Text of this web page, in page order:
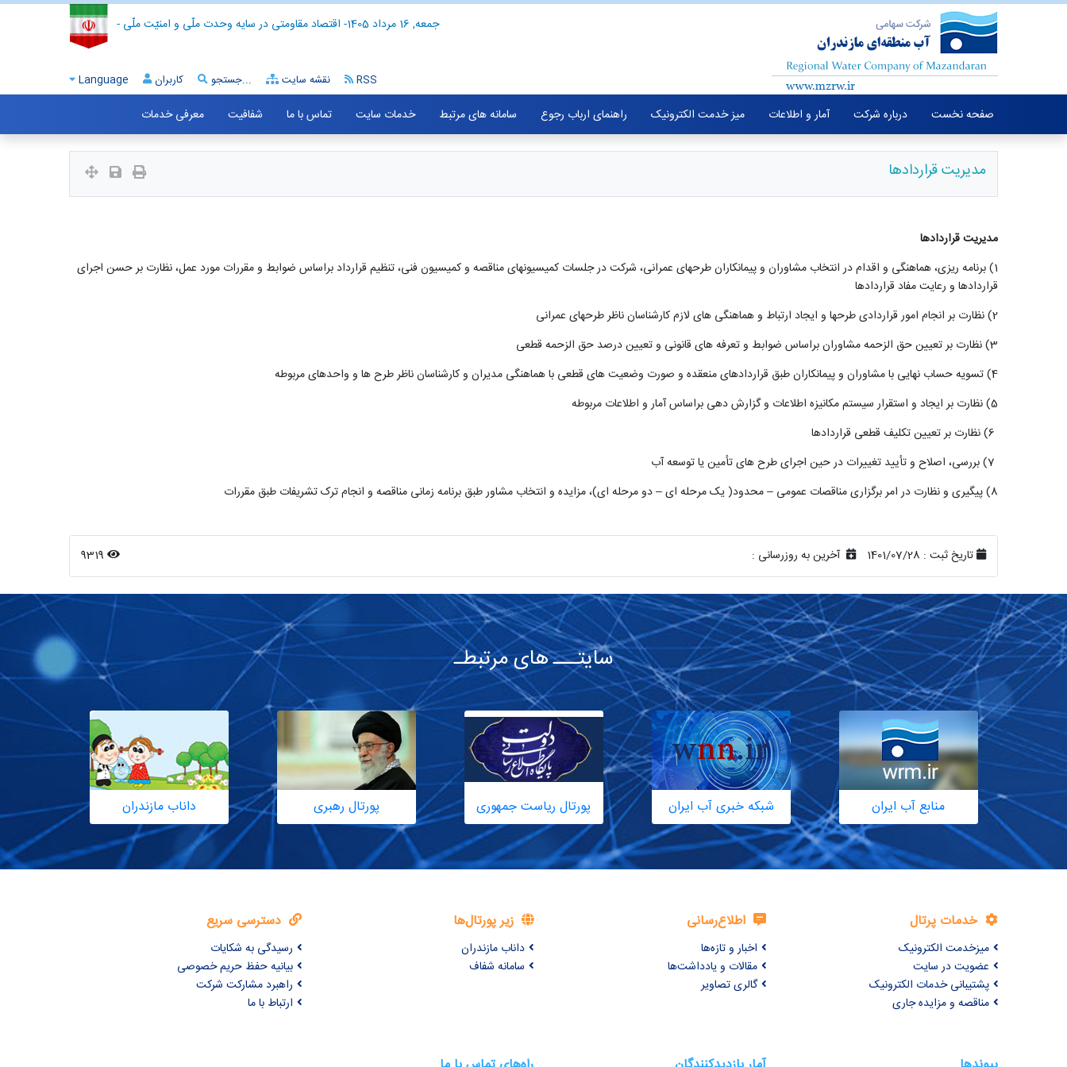
- اقتصاد مقاومتی در سایه وحدت ملّی و امنیّت ملّی - جمعه, 16 مرداد 1405
Language کاربران جستجو... نقشه سایت RSS
صفحه نخست درباره شرکت آمار و اطلاعات میز خدمت الکترونیک راهنمای ارباب رجوع سامانه های مرتبط خدمات سایت تماس با ما شفافیت معرفی خدمات
مدیریت قراردادها
مدیریتقراردادها
1) برنامه ریزی، هماهنگی و اقدام در انتخاب مشاوران و پیمانکاران طرحهای عمرانی، شرکت در جلسات کمیسیونهای مناقصه و کمیسیون فنی، تنظیم قرارداد براساس ضوابط و مقررات مورد عمل، نظارت بر حسن اجرای
قراردادها و رعایت مفاد قراردادها
(2نظارت بر انجام امور قراردادی طرحها و ایجاد ارتباط و هماهنگی های لازم کارشناسان ناظر طرحهای عمرانی
3) نظارت بر تعیین حق الزحمه مشاوران براساس ضوابط و تعرفه های قانونی و تعیین درصد حق الزحمه قطعی
4) تسویه حساب نهایی با مشاوران و پیمانکاران طبق قراردادهای منعقده و صورت وضعیت های قطعی با هماهنگی مدیران و کارشناسان ناظر طرح ها و واحدهای مربوطه
5) نظارت بر ایجاد و استقرار سیستم مکانیزه اطلاعات و گزارش دهی براساس آمار و اطلاعات مربوطه
(6نظارت بر تعیین تکلیف قطعی قراردادها
(7بررسی، اصلاح و تأیید تغییرات در حین اجرای طرح های تأمین یا توسعه آب
8) پیگیری و نظارت در امر برگزاری مناقصات عمومی
–محدود) یک مرحله ای–دو مرحله ای(، مزایده و انتخاب مشاور طبق برنامه زمانی مناقصه و انجام ترک تشریفات طبق مقررات
تاریخ ثبت : 1401/07/28 آخرین به روزرسانی : 9319
سایتـــ های مرتبطـ
منابع آب ایران شبکه خبری آب ایران پورتال ریاست جمهوری پورتال رهبری داناب مازندران
خدمات پرتال
میزخدمت الکترونیک
عضویت در سایت
پشتیبانی خدمات الکترونیک
مناقصه و مزایده جاری
اطلاع‌رسانی
اخبار و تازه‌ها
مقالات و یادداشت‌ها
گالری تصاویر
زیر پورتال‌ها
داناب مازندران
سامانه شفاف
دسترسی سریع
رسیدگی به شکایات
بیانیه حفظ حریم خصوصی
راهبرد مشارکت شرکت
ارتباط با ما